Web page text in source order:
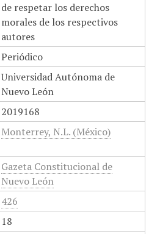
de respetar los derechos
morales de los respectivos
autores
Periódico
Universidad Autónoma de
Nuevo León
2019168
Monterrey, N.L. (México)
Gazeta Constitucional de
Nuevo León
426
18